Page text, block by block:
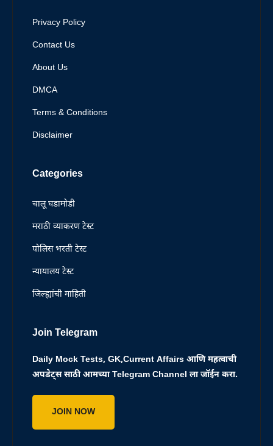
Privacy Policy
Contact Us
About Us
DMCA
Terms & Conditions
Disclaimer
Categories
चालू घडामोडी
मराठी व्याकरण टेस्ट
पोलिस भरती टेस्ट
न्यायालय टेस्ट
जिल्ह्यांची माहिती
Join Telegram
Daily Mock Tests, GK,Current Affairs आणि महत्वाची
अपडेट्स साठी आमच्या Telegram Channel ला जॉईन करा.
JOIN NOW